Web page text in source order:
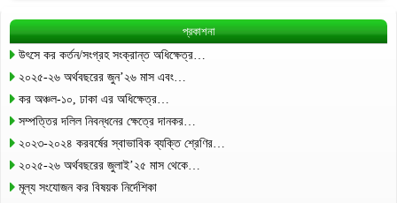
প্রকাশনা
উৎসে কর কর্তন/সংগ্রহ সংক্রান্ত অধিক্ষেত্র…
২০২৫-২৬ অর্থবছরের জুন’২৬ মাস এবং…
কর অঞ্চল-১০, ঢাকা এর অধিক্ষেত্র…
সম্পত্তির দলিল নিবন্ধনের ক্ষেত্রে দানকর…
২০২৩-২০২৪ করবর্ষের স্বাভাবিক ব্যক্তি শ্রেণির…
২০২৫-২৬ অর্থবছরের জুলাই’২৫ মাস থেকে…
মূল্য সংযোজন কর বিষয়ক নির্দেশিকা